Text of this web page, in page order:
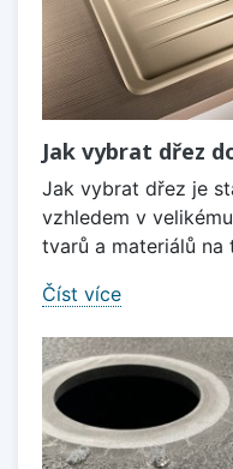
Jak vybrat dřez
Jak vybrat dřez je
vzhledem v
tvarů a materiálů na
Číst více